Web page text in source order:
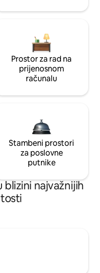
Prostor za rad na
prijenosnom
računalu
Stambeni prostori
za poslovne
putnike
blizini najvažnijih